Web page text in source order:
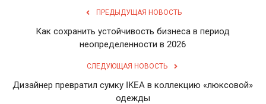
ПРЕДЫДУЩАЯ НОВОСТЬ
Как сохранить устойчивость бизнеса в период
неопределенности в 2026
СЛЕДУЮЩАЯ НОВОСТЬ
Дизайнер превратил сумку IKEA в коллекцию «люксовой»
одежды